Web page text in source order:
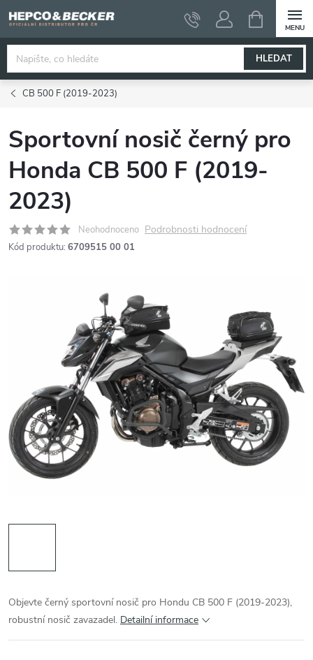
na
obsah
HLEDAT
NÁKUPNÍ
KOŠÍK
CB 500 F (2019-2023)
Sportovní nosič černý pro
Honda CB 500 F (2019-
2023)
Neohodnoceno Podrobnosti hodnocení
Kód produktu: 6709515 00 01
Objevte černý sportovní nosič pro Hondu CB 500 F (2019-2023),
robustní nosič zavazadel. Detailní informace